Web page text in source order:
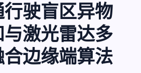
驶盲区异物
激光雷达多
边缘端算法